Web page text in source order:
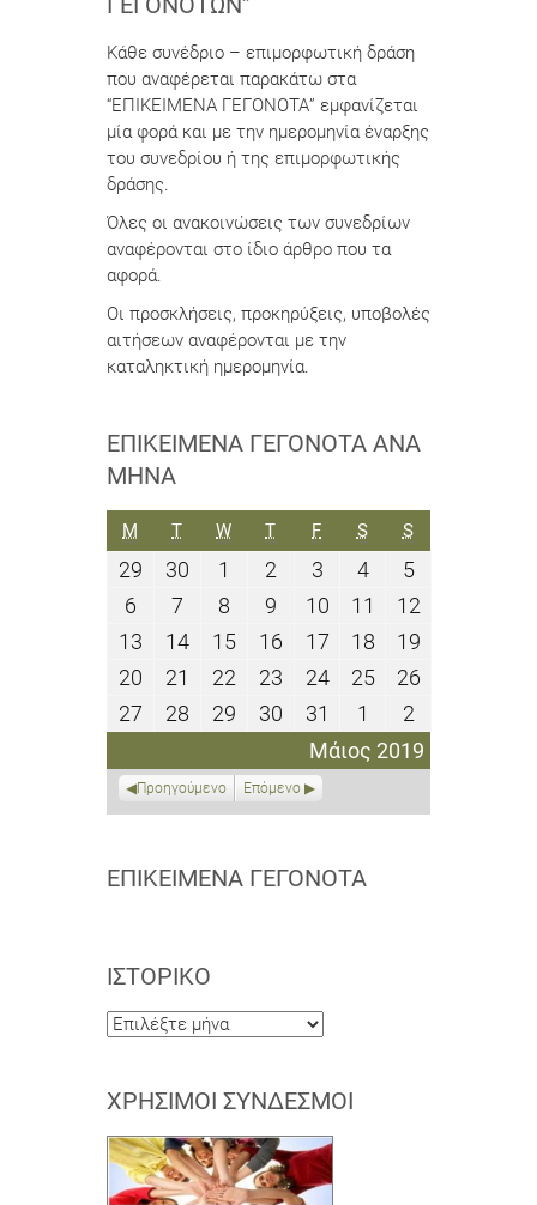
Κάθε συνέδριο – επιμορφωτική δράση
που αναφέρεται παρακάτω στα
“ΕΠΙΚΕΙΜΕΝΑ ΓΕΓΟΝΟΤΑ” εμφανίζεται
μία φορά και με την ημερομηνία έναρξης
του συνεδρίου ή της επιμορφωτικής
δράσης.
Όλες οι ανακοινώσεις των συνεδρίων
αναφέρονται στο ίδιο άρθρο που τα
αφορά.
Οι προσκλήσεις, προκηρύξεις, υποβολές
αιτήσεων αναφέρονται με την
καταληκτική ημερομηνία.
ΕΠΙΚΕΊΜΕΝΑ ΓΕΓΟΝΌΤΑ ΑΝΆ
ΜΉΝΑ
Μάιος 2019
M ΔΕΥΤΈΡΑ
TΤΡΊΤΗ
WΤΕΤΆΡΤΗ
TΠΈΜΠΤΗ
FΠΑΡΑΣΚΕΥΉ
SΣΆΒΒΑΤΟ
SΚΥΡΙΑΚΉ
29
Απριλίου
2019
30
Απριλίου
2019
1
Μαΐου
2019
2
Μαΐου
2019
33
Μαΐου
2019
44
Μαΐου
2019
55
Μαΐου
2019
6
Μαΐου
2019
7
Μαΐου
2019
8
Μαΐου
2019
9
Μαΐου
2019
1010
Μαΐου
2019
11
Μαΐου
2019
1212
13
Μαΐου
2019
1414
Μαΐου
2019
1515
Μαΐου
2019
16
Μαΐου
2019
1717
Μαΐου
2019
1818
Μαΐου
2019
1919
2019
20
Μαΐου
2019
21
Μαΐου
2019
22
Μαΐου
2019
23
Μαΐου
2019
2424
Μαΐου
2019
2525
Μαΐου
2019
2626
2019
27
Μαΐου
28
Μαΐου
29
Μαΐου
30
Μαΐου
2019
31
Μαΐου
2019
1
Ιουνίου
2019
22
Ιουνίου
2019
Προηγούμενο Επόμενο
ΕΠΙΚΕΊΜΕΝΑ ΓΕΓΟΝΌΤΑ
ΙΣΤΟΡΙΚΌ
Ιστορικό
ΧΡΉΣΙΜΟΙ ΣΎΝΔΕΣΜΟΙ